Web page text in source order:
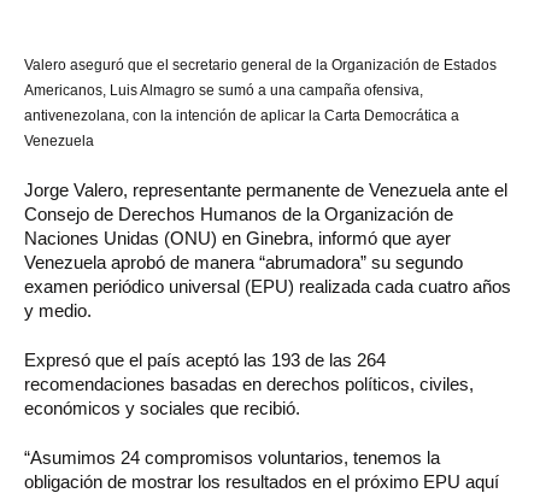
Valero aseguró que el secretario general de la Organización de Estados
Americanos, Luis Almagro se sumó a una campaña ofensiva,
antivenezolana, con la intención de aplicar la Carta Democrática a
Venezuela
Jorge Valero, representante permanente de Venezuela ante el
Consejo de Derechos Humanos de la Organización de
Naciones Unidas (ONU) en Ginebra, informó que ayer
Venezuela aprobó de manera “abrumadora” su segundo
examen periódico universal (EPU) realizada cada cuatro años
y medio.
Expresó que el país aceptó las 193 de las 264
recomendaciones basadas en derechos políticos, civiles,
económicos y sociales que recibió.
“Asumimos 24 compromisos voluntarios, tenemos la
obligación de mostrar los resultados en el próximo EPU aquí